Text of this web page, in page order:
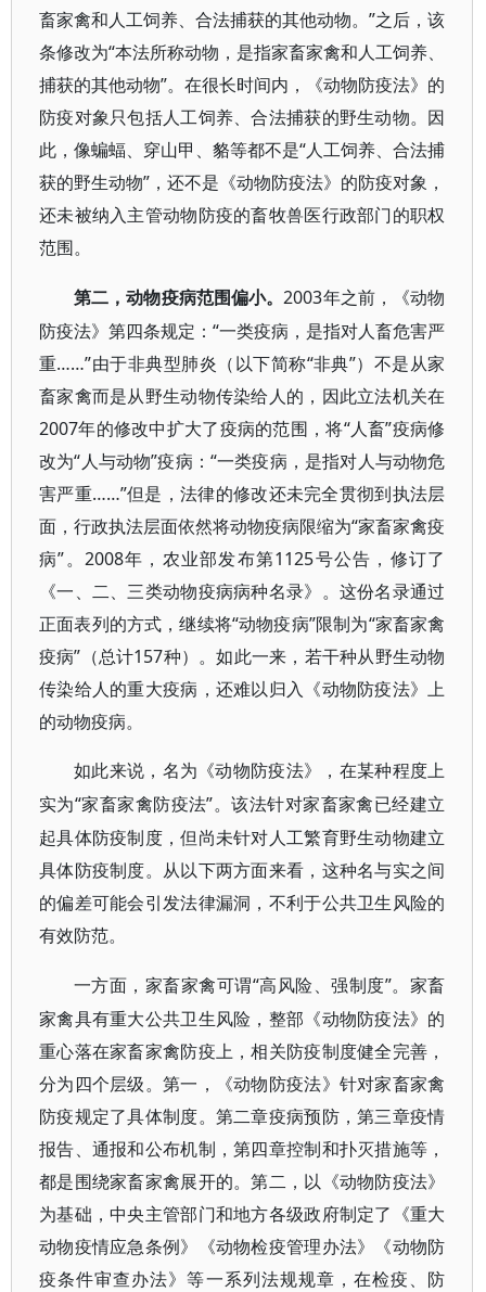
畜家禽和人工饲养、合法捕获的其他动物。”之后，该
条修改为“本法所称动物，是指家畜家禽和人工饲养、
捕获的其他动物”。在很长时间内，《动物防疫法》的
防疫对象只包括人工饲养、合法捕获的野生动物。因
此，像蝙蝠、穿山甲、貉等都不是“人工饲养、合法捕
获的野生动物”，还不是《动物防疫法》的防疫对象，
还未被纳入主管动物防疫的畜牧兽医行政部门的职权
范围。
第二，动物疫病范围偏小。 2003年之前，《动物
防疫法》第四条规定：“一类疫病，是指对人畜危害严
重……”由于非典型肺炎（以下简称“非典”）不是从家
畜家禽而是从野生动物传染给人的，因此立法机关在
2007年的修改中扩大了疫病的范围，将“人畜”疫病修
改为“人与动物”疫病：“一类疫病，是指对人与动物危
害严重……”但是，法律的修改还未完全贯彻到执法层
面，行政执法层面依然将动物疫病限缩为“家畜家禽疫
病”。2008年，农业部发布第1125号公告，修订了
《一、二、三类动物疫病病种名录》。这份名录通过
正面表列的方式，继续将“动物疫病”限制为“家畜家禽
疫病”（总计157种）。如此一来，若干种从野生动物
传染给人的重大疫病，还难以归入《动物防疫法》上
的动物疫病。
如此来说，名为《动物防疫法》，在某种程度上
实为“家畜家禽防疫法”。该法针对家畜家禽已经建立
起具体防疫制度，但尚未针对人工繁育野生动物建立
具体防疫制度。从以下两方面来看，这种名与实之间
的偏差可能会引发法律漏洞，不利于公共卫生风险的
有效防范。
一方面，家畜家禽可谓“高风险、强制度”。家畜
家禽具有重大公共卫生风险，整部《动物防疫法》的
重心落在家畜家禽防疫上，相关防疫制度健全完善，
分为四个层级。第一，《动物防疫法》针对家畜家禽
防疫规定了具体制度。第二章疫病预防，第三章疫情
报告、通报和公布机制，第四章控制和扑灭措施等，
都是围绕家畜家禽展开的。第二，以《动物防疫法》
为基础，中央主管部门和地方各级政府制定了《重大
动物疫情应急条例》《动物检疫管理办法》《动物防
疫条件审查办法》等一系列法规规章，在检疫、防